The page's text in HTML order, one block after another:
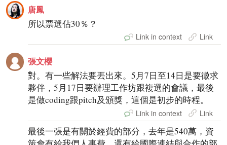
唐鳳
所以票選佔30％？
Link in context Link
張文櫻
對。有一些解法要丟出來。5月7日至14日是要徵求
夥伴，5月17日要辦理工作坊跟複選的會議，最後
是做coding跟pitch及頒獎，這個是初步的時程。
Link in context Link
最後一張是有關於經費的部分，去年是540萬，資